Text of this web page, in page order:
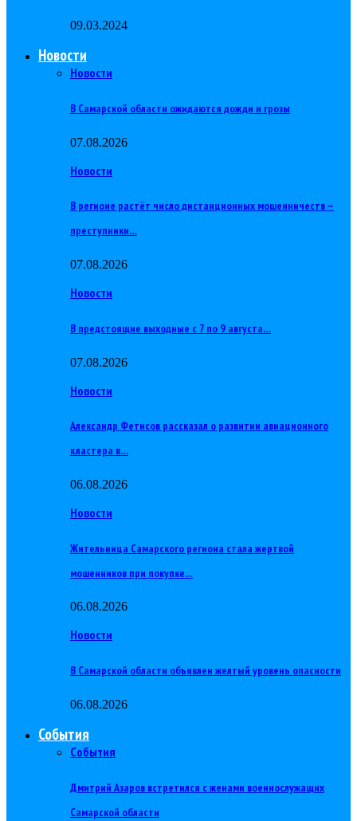
09.03.2024
Новости
Новости
В Самарской области ожидаются дожди и грозы
07.08.2026
Новости
В регионе растёт число дистанционных мошенничеств —
преступники…
07.08.2026
Новости
В предстоящие выходные с 7 по 9 августа…
07.08.2026
Новости
Александр Фетисов рассказал о развитии авиационного
кластера в…
06.08.2026
Новости
Жительница Самарского региона стала жертвой
мошенников при покупке…
06.08.2026
Новости
В Самарской области объявлен желтый уровень опасности
06.08.2026
События
События
Дмитрий Азаров встретился с женами военнослужащих
Самарской области